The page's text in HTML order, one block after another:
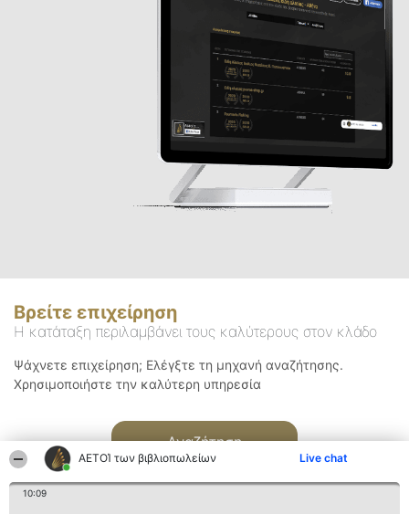
ΑΕΤΟΊ των βιβλιοπωλείων Live chat
10:09
Βρείτε επιχείρηση
Η κατάταξη περιλαμβάνει τους καλύτερους στον κλάδο
Ψάχνετε επιχείρηση; Ελέγξτε τη μηχανή αναζήτησης.
Χρησιμοποιήστε την καλύτερη υπηρεσία
Αναζήτηση